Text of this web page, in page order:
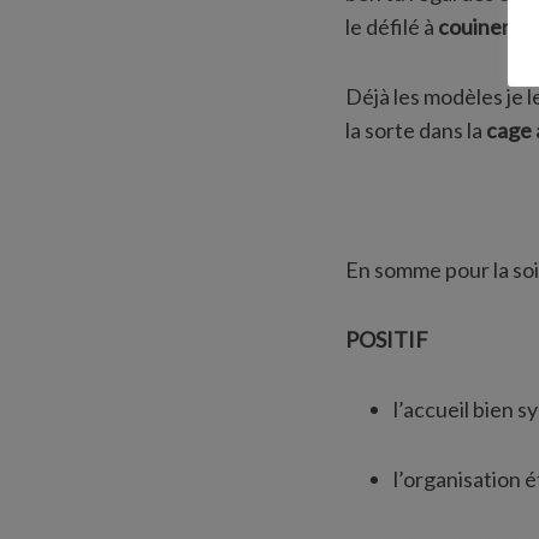
le défilé à couiner
Déjà les modèles je
la sorte dans la cage
En somme pour la
POSITIF
l’accueil bien
l’organisation